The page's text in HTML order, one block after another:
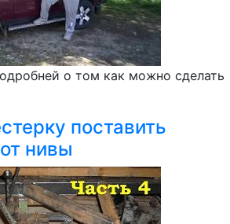
о том как можно сделать
поставить
нивы